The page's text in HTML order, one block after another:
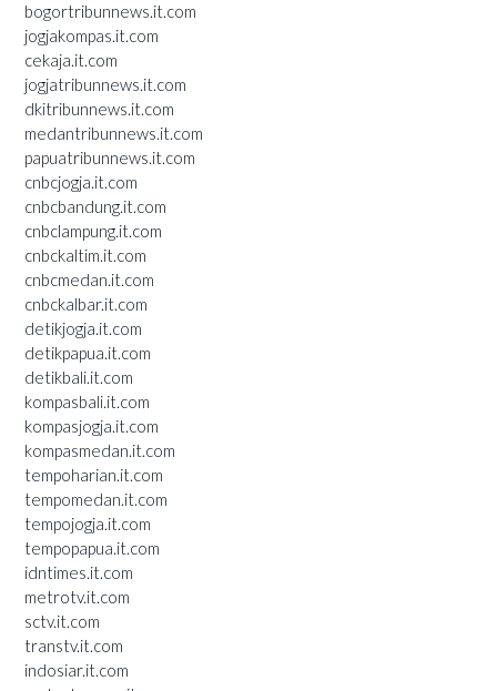
bogortribunnews.it.com
jogjakompas.it.com
cekaja.it.com
jogjatribunnews.it.com
dkitribunnews.it.com
medantribunnews.it.com
papuatribunnews.it.com
cnbcjogja.it.com
cnbcbandung.it.com
cnbclampung.it.com
cnbckaltim.it.com
cnbcmedan.it.com
cnbckalbar.it.com
detikjogja.it.com
detikpapua.it.com
detikbali.it.com
kompasbali.it.com
kompasjogja.it.com
kompasmedan.it.com
tempoharian.it.com
tempomedan.it.com
tempojogja.it.com
tempopapua.it.com
idntimes.it.com
metrotv.it.com
sctv.it.com
transtv.it.com
indosiar.it.com